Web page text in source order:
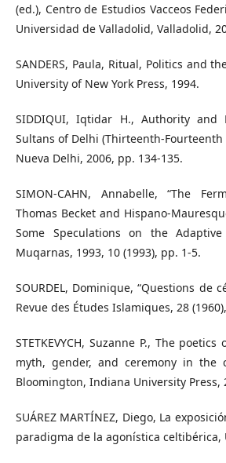
(ed.), Centro de Estudios Vacceos
Universidad de Valladolid, Valladolid,
SANDERS, Paula, Ritual, Politics and
University of New York Press, 1994.
SIDDIQUI, Iqtidar H., Authority
Sultans of Delhi (Thirteenth-Fourteenth
Nueva Delhi, 2006, pp. 134-135.
SIMON-CAHN, Annabelle, “The
Thomas Becket and Hispano-
Some Speculations on the Adaptive
Muqarnas, 1993, 10 (1993), pp. 1-5.
SOURDEL, Dominique, “Questions de
Revue des Études Islamiques, 28
STETKEVYCH, Suzanne P., The
myth, gender, and ceremony in the
Bloomington, Indiana University Press,
SUÁREZ MARTÍNEZ, Diego, La
paradigma de la agonística celtibérica,